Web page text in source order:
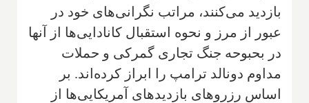
بازدید می‌کنند، مراتب نگرانی‌های خود در
عبور از مرز و نحوه استقبال کانادایی‌ها از آنها
در بحبوحه جنگ تجاری گمرکی و حملات
مداوم دونالد ترامپ را ابراز کرده‌اند. بر
اساس رزروهای بازدیدهای آمریکایی‌ها از